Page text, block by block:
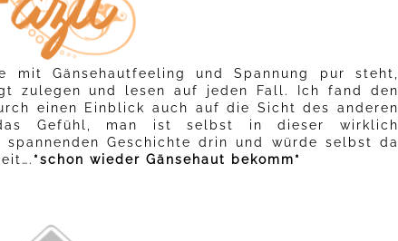
mit Gänsehautfeeling und Spannung pur steht,
zulegen und lesen auf jeden Fall. Ich fand den
einen Einblick auch auf die Sicht des anderen
Gefühl, man ist selbst in dieser wirklich
spannenden Geschichte drin und würde selbst da
*schon wieder Gänsehaut bekomm*